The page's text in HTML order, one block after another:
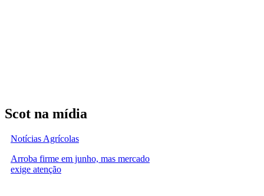
Scot na mídia
Notícias Agrícolas
Arroba firme em junho, mas mercado
exige atenção